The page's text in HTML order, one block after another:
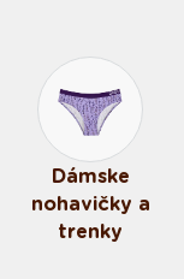
Dámske
nohavičky a
trenky